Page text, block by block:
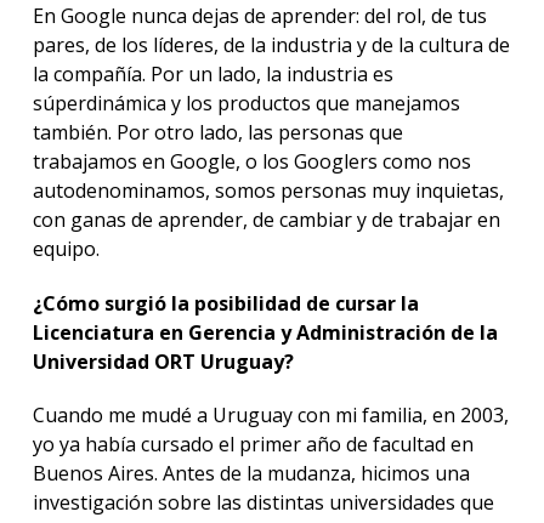
En Google nunca dejas de aprender: del rol, de tus
pares, de los líderes, de la industria y de la cultura de
la compañía. Por un lado, la industria es
súperdinámica y los productos que manejamos
también. Por otro lado, las personas que
trabajamos en Google, o los Googlers como nos
autodenominamos, somos personas muy inquietas,
con ganas de aprender, de cambiar y de trabajar en
equipo.
¿Cómo surgió la posibilidad de cursar la
Licenciatura en Gerencia y Administración de la
Universidad ORT Uruguay?
Cuando me mudé a Uruguay con mi familia, en 2003,
yo ya había cursado el primer año de facultad en
Buenos Aires. Antes de la mudanza, hicimos una
investigación sobre las distintas universidades que